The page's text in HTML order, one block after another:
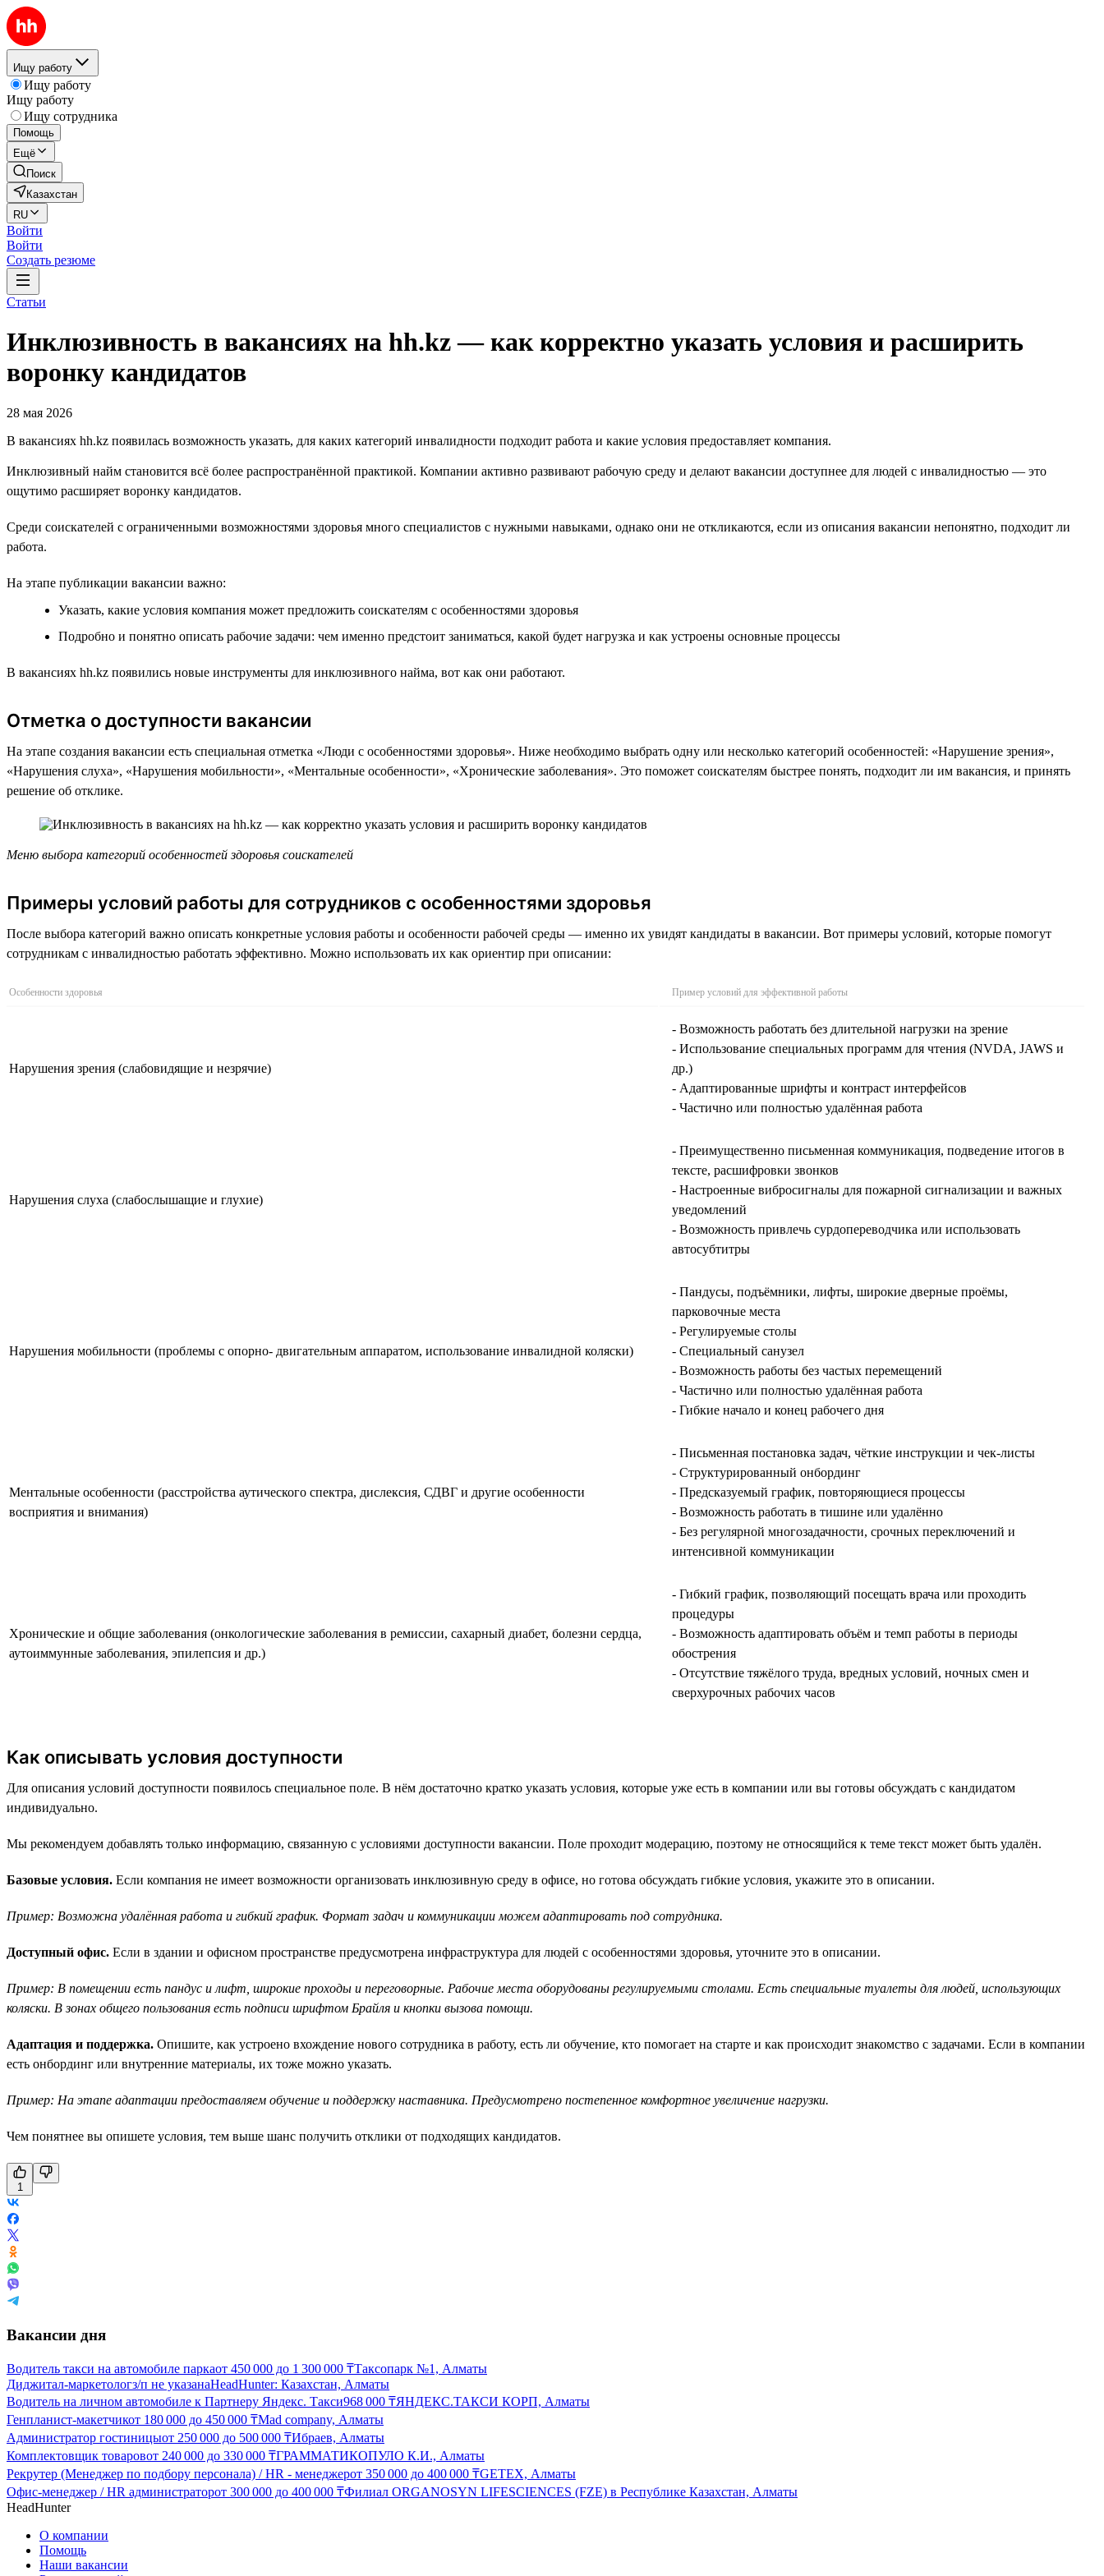
Ищу работу
Ищу работу
Ищу работу
Ищу сотрудника
Помощь
Ещё
Поиск
Казахстан
RU
Войти
Войти
Создать резюме
Статьи
Инклюзивность в вакансиях на hh.kz — как корректно указать условия и расширить
воронку кандидатов
28 мая 2026
В вакансиях hh.kz появилась возможность указать, для каких категорий инвалидности подходит работа и какие условия предоставляет компания.
Инклюзивный найм становится всё более распространённой практикой. Компании активно развивают рабочую среду и делают вакансии доступнее для людей с инвалидностью — это
ощутимо расширяет воронку кандидатов.
Среди соискателей с ограниченными возможностями здоровья много специалистов с нужными навыками, однако они не откликаются, если из описания вакансии непонятно, подходит ли
работа.
На этапе публикации вакансии важно:
Указать, какие условия компания может предложить соискателям с особенностями здоровья
Подробно и понятно описать рабочие задачи: чем именно предстоит заниматься, какой будет нагрузка и как устроены основные процессы
В вакансиях hh.kz появились новые инструменты для инклюзивного найма, вот как они работают.
Отметка о доступности вакансии
На этапе создания вакансии есть специальная отметка «Люди с особенностями здоровья». Ниже необходимо выбрать одну или несколько категорий особенностей: «Нарушение зрения»,
«Нарушения слуха», «Нарушения мобильности», «Ментальные особенности», «Хронические заболевания». Это поможет соискателям быстрее понять, подходит ли им вакансия, и принять
решение об отклике.
Меню выбора категорий особенностей здоровья соискателей
Примеры условий работы для сотрудников с особенностями здоровья
После выбора категорий важно описать конкретные условия работы и особенности рабочей среды — именно их увидят кандидаты в вакансии. Вот примеры условий, которые помогут
сотрудникам с инвалидностью работать эффективно. Можно использовать их как ориентир при описании:
Особенности здоровья Пример условий для эффективной работы
Нарушения зрения (слабовидящие и незрячие)
- Возможность работать без длительной нагрузки на зрение
- Использование специальных программ для чтения (NVDA, JAWS и
др.)
- Адаптированные шрифты и контраст интерфейсов
- Частично или полностью удалённая работа
Нарушения слуха (слабослышащие и глухие)
- Преимущественно письменная коммуникация, подведение итогов в
тексте, расшифровки звонков
- Настроенные вибросигналы для пожарной сигнализации и важных
уведомлений
- Возможность привлечь сурдопереводчика или использовать
автосубтитры
Нарушения мобильности (проблемы с опорно- двигательным аппаратом, использование инвалидной коляски)
- Пандусы, подъёмники, лифты, широкие дверные проёмы,
парковочные места
- Регулируемые столы
- Специальный санузел
- Возможность работы без частых перемещений
- Частично или полностью удалённая работа
- Гибкие начало и конец рабочего дня
Ментальные особенности (расстройства аутического спектра, дислексия, СДВГ и другие особенности
восприятия и внимания)
- Письменная постановка задач, чёткие инструкции и чек‑листы
- Структурированный онбординг
- Предсказуемый график, повторяющиеся процессы
- Возможность работать в тишине или удалённо
- Без регулярной многозадачности, срочных переключений и
интенсивной коммуникации
Хронические и общие заболевания (онкологические заболевания в ремиссии, сахарный диабет, болезни сердца,
аутоиммунные заболевания, эпилепсия и др.)
- Гибкий график, позволяющий посещать врача или проходить
процедуры
- Возможность адаптировать объём и темп работы в периоды
обострения
- Отсутствие тяжёлого труда, вредных условий, ночных смен и
сверхурочных рабочих часов
Как описывать условия доступности
Для описания условий доступности появилось специальное поле. В нём достаточно кратко указать условия, которые уже есть в компании или вы готовы обсуждать с кандидатом
индивидуально.
Мы рекомендуем добавлять только информацию, связанную с условиями доступности вакансии. Поле проходит модерацию, поэтому не относящийся к теме текст может быть удалён.
Базовые условия. Если компания не имеет возможности организовать инклюзивную среду в офисе, но готова обсуждать гибкие условия, укажите это в описании.
Пример: Возможна удалённая работа и гибкий график. Формат задач и коммуникации можем адаптировать под сотрудника.
Доступный офис. Если в здании и офисном пространстве предусмотрена инфраструктура для людей с особенностями здоровья, уточните это в описании.
Пример: В помещении есть пандус и лифт, широкие проходы и переговорные. Рабочие места оборудованы регулируемыми столами. Есть специальные туалеты для людей, использующих
коляски. В зонах общего пользования есть подписи шрифтом Брайля и кнопки вызова помощи.
Адаптация и поддержка. Опишите, как устроено вхождение нового сотрудника в работу, есть ли обучение, кто помогает на старте и как происходит знакомство с задачами. Если в компании
есть онбординг или внутренние материалы, их тоже можно указать.
Пример: На этапе адаптации предоставляем обучение и поддержку наставника. Предусмотрено постепенное комфортное увеличение нагрузки.
Чем понятнее вы опишете условия, тем выше шанс получить отклики от подходящих кандидатов.
1
Вакансии дня
Водитель такси на автомобиле паркаот 450 000 до 1 300 000 ₸Таксопарк №1, Алматы
Диджитал-маркетологз/п не указанаHeadHunter: Казахстан, Алматы
Водитель на личном автомобиле к Партнеру Яндекс. Такси968 000 ₸ЯНДЕКС.ТАКСИ КОРП, Алматы
Генпланист-макетчикот 180 000 до 450 000 ₸Mad company, Алматы
Администратор гостиницыот 250 000 до 500 000 ₸Ибраев, Алматы
Комплектовщик товаровот 240 000 до 330 000 ₸ГРАММАТИКОПУЛО К.И., Алматы
Рекрутер (Менеджер по подбору персонала) / HR - менеджерот 350 000 до 400 000 ₸GETEX, Алматы
Офис-менеджер / HR администраторот 300 000 до 400 000 ₸Филиал ORGANOSYN LIFESCIENCES (FZE) в Республике Казахстан, Алматы
HeadHunter
О компании
Помощь
Наши вакансии